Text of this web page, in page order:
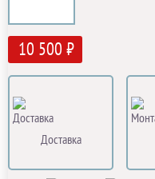
10 500 ₽
Доставка